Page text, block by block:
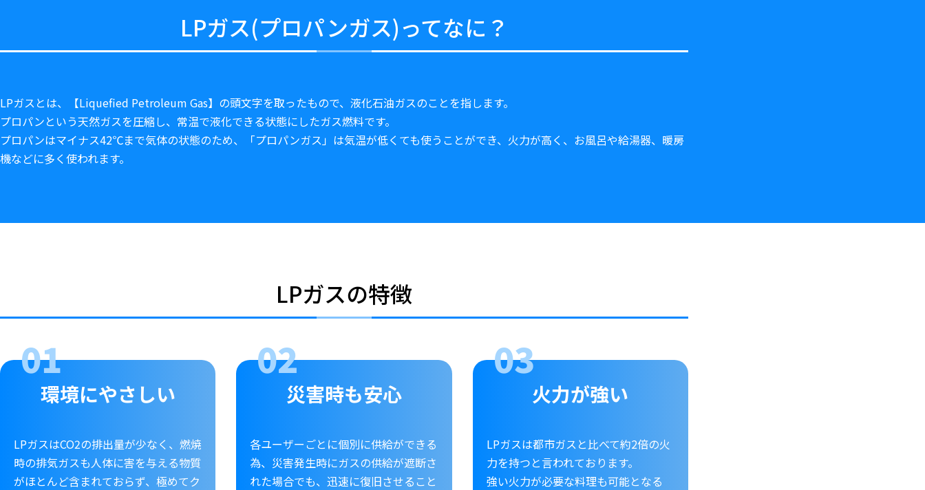
LPガス(プロパンガス)ってなに？
LPガスとは、【Liquefied Petroleum Gas】の頭文字を取ったもので、液化石油ガスのことを指します。
プロパンという天然ガスを圧縮し、常温で液化できる状態にしたガス燃料です。
プロパンはマイナス42℃まで気体の状態のため、「プロパンガス」は気温が低くても使うことができ、火力が高く、お風呂や給湯器、暖房
機などに多く使われます。
LPガスの特徴
環境にやさしい
LPガスはCO2の排出量が少なく、燃焼
時の排気ガスも人体に害を与える物質
がほとんど含まれておらず、極めてク
災害時も安心
各ユーザーごとに個別に供給ができる
為、災害発生時にガスの供給が遮断さ
れた場合でも、迅速に復旧させること
火力が強い
LPガスは都市ガスと比べて約2倍の火
力を持つと言われております。
強い火力が必要な料理も可能となる